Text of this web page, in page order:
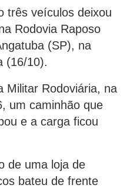
três veículos deixou
Rodovia Raposo
(SP), na
(16/10).
Militar Rodoviária, na
um caminhão que
e a carga ficou
de uma loja de
bateu de frente